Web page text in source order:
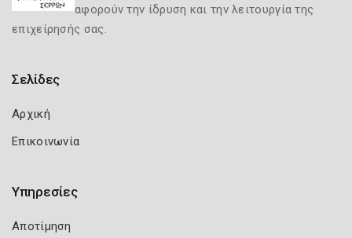
αφορούν την ίδρυση και την λειτουργία της
επιχείρησής σας.
Σελίδες
Αρχική
Επικοινωνία
Υπηρεσίες
Αποτίμηση